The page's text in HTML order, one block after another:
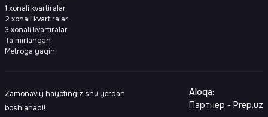
1 xonali kvartiralar
2 xonali kvartiralar
3 xonali kvartiralar
Ta'mirlangan
Metroga yaqin
Zamonaviy hayotingiz shu yerdan
boshlanadi!
Aloqa:
Партнер - Prep.uz